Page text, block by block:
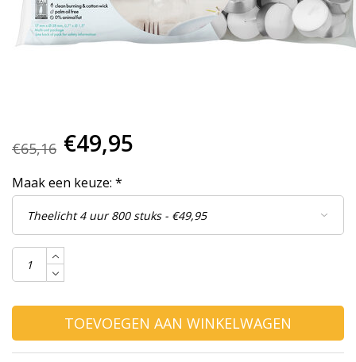
€65,16 €49,95
Maak een keuze: *
TOEVOEGEN AAN WINKELWAGEN